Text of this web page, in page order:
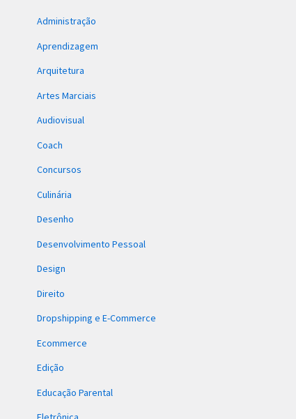
Administração
Aprendizagem
Arquitetura
Artes Marciais
Audiovisual
Coach
Concursos
Culinária
Desenho
Desenvolvimento Pessoal
Design
Direito
Dropshipping e E-Commerce
Ecommerce
Edição
Educação Parental